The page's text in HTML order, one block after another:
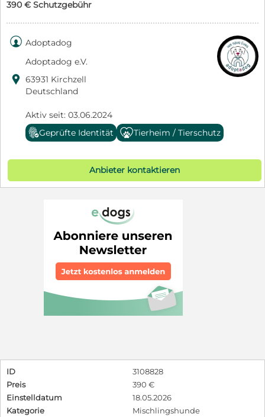
390 € Schutzgebühr
 Adoptadog
Adoptadog e.V.
 63931 Kirchzell
Deutschland
Aktiv seit: 03.06.2024
Geprüfte Identität
Tierheim / Tierschutz
Anbieter kontaktieren
ID
3108828
Preis
390 €
Einstelldatum
18.05.2026
Kategorie
Mischlingshunde